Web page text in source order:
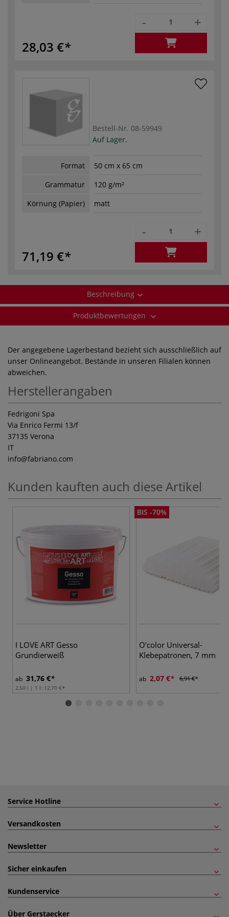
28,03 €
- +
Bestell-Nr. 08-59949
Auf Lager.
Format
50 cm x 65 cm
Grammatur
120 g/m²
Körnung (Papier)
matt
71,19 €
- +
Beschreibung
Produktbewertungen
Der angegebene Lagerbestand bezieht sich ausschließlich auf
unser Onlineangebot. Bestände in unseren Filialen können
abweichen.
Herstellerangaben
Fedrigoni Spa
Via Enrico Fermi 13/f
37135 Verona
IT
info@fabriano.com
Kunden kauften auch diese Artikel
I LOVE ART Gesso
Grundierweiß
ab 31,76 €
2,50 l | 1 l: 12,70 €
BIS -70%
O’color Universal-
Klebepatronen, 7 mm
ab 2,07 € 6,91 €
Service Hotline
Versandkosten
Newsletter
Sicher einkaufen
Kundenservice
Über Gerstaecker